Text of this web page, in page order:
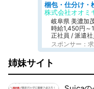
株式会社オオミ
岐阜県 美濃加
時給1,450円～
正社員 / 派遣社
スポンサー：
姉妹サイト